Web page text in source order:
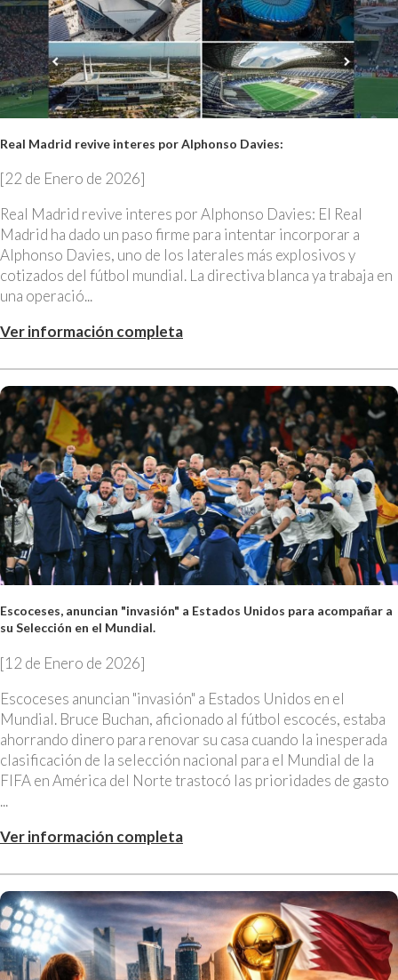
Real Madrid revive interes por Alphonso Davies:
[22 de Enero de 2026]
Real Madrid revive interes por Alphonso Davies: El Real
Madrid ha dado un paso firme para intentar incorporar a
Alphonso Davies, uno de los laterales más explosivos y
cotizados del fútbol mundial. La directiva blanca ya trabaja en
una operació...
Ver información completa
Escoceses, anuncian "invasión" a Estados Unidos para acompañar a
su Selección en el Mundial.
[12 de Enero de 2026]
Escoceses anuncian "invasión" a Estados Unidos en el
Mundial. Bruce Buchan, aficionado al fútbol escocés, estaba
ahorrando dinero para renovar su casa cuando la inesperada
clasificación de la selección nacional para el Mundial de la
FIFA en América del Norte trastocó las prioridades de gasto
...
Ver información completa